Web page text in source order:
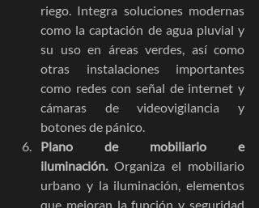
riego. Integra soluciones modernas
como la captación de agua pluvial y
su uso en áreas verdes, así como
otras instalaciones importantes
como redes con señal de internet y
cámaras de videovigilancia y
botones de pánico.
Plano de mobiliario e
iluminación. Organiza el mobiliario
urbano y la iluminación, elementos
que mejoran la función y seguridad